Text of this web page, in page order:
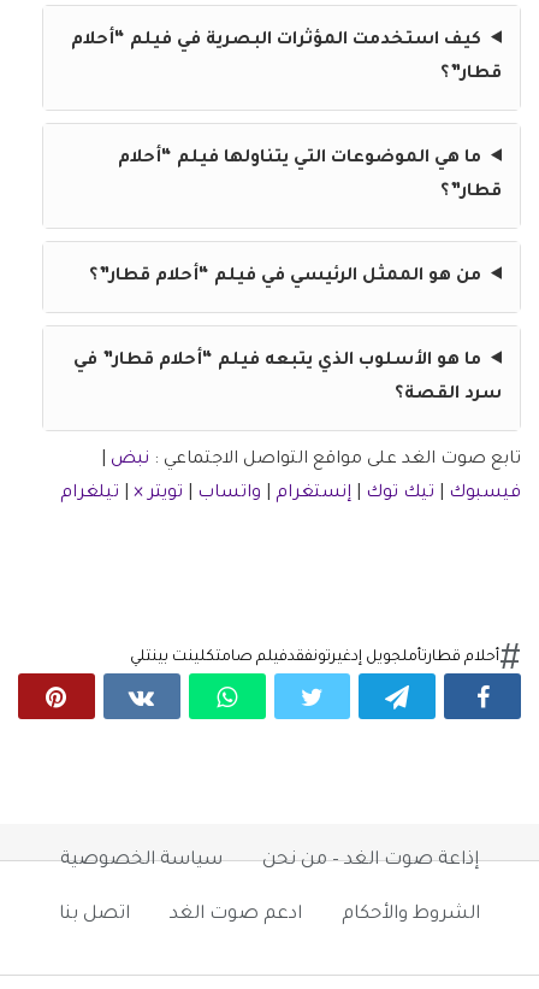
كيف استخدمت المؤثرات البصرية في فيلم “أحلام
قطار”؟
ما هي الموضوعات التي يتناولها فيلم “أحلام
قطار”؟
من هو الممثل الرئيسي في فيلم “أحلام قطار”؟
ما هو الأسلوب الذي يتبعه فيلم “أحلام قطار” في
سرد القصة؟
تابع صوت الغد على مواقع التواصل الاجتماعي : نبض
فيسبوك
تيك توك إنستغرام واتساب تويتر × تيلغرام
أحلام قطارتأملجويل إدغيرتونفقدفيلم صامتكلينت بينتلي
إذاعة صوت الغد – من نحن سياسة الخصوصية
الشروط والأحكام ادعم صوت الغد اتصل بنا